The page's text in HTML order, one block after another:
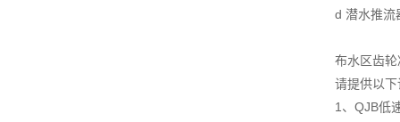
d 潜水推流
布水区齿
请提供以
1、QJB低